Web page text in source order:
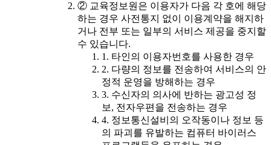
② 교육정보원은 이용자가 다음 각 호에 해당
하는 경우 사전통지 없이 이용계약을 해지하
거나 전부 또는 일부의 서비스 제공을 중지할
수 있습니다.
1. 타인의 이용자번호를 사용한 경우
2. 다량의 정보를 전송하여 서비스의 안
정적 운영을 방해하는 경우
3. 수신자의 의사에 반하는 광고성 정
보, 전자우편을 전송하는 경우
4. 정보통신설비의 오작동이나 정보 등
의 파괴를 유발하는 컴퓨터 바이러스